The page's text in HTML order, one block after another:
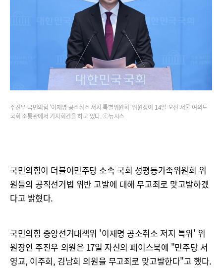
주진우 국민의힘 '이재명 공소취소 저지 특별위원회' 위원장이 14일 오전 서울 여의도
국회 소통관에서 기자회견을 하고 있다. ⓒ뉴시스
국민의힘이 더불어민주당 소속 국회 성평등가족위원회 위
원들의 공직선거법 위반 고발에 대해 무고죄로 맞고발하겠
다고 밝혔다.
국민의힘 중앙선거대책위 '이재명 공소취소 저지 특위' 위
원장인 주진우 의원은 17일 자신의 페이스북에 "민주당 서
영교, 이주희, 김남희 의원을 무고죄로 맞고발한다"고 했다.